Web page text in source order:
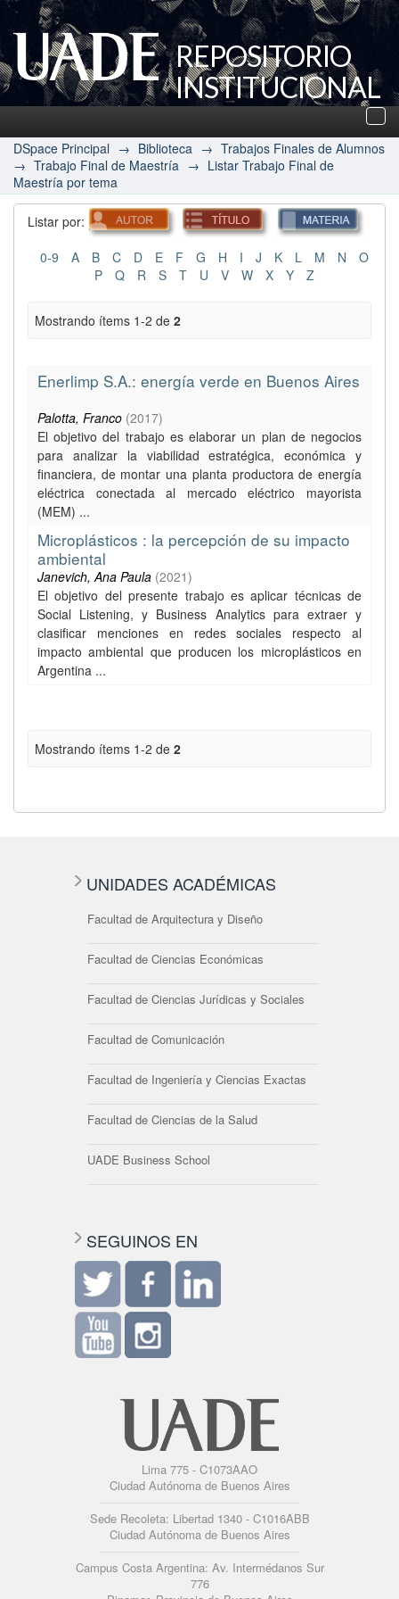
REPOSITORIO
INSTITUCIONAL
UADE
DSpace Principal → Biblioteca → Trabajos Finales de Alumnos
→ Trabajo Final de Maestría → Listar Trabajo Final de
Maestría por tema
Listar por:
0-9 A B C D E F G H I J K L M N
O
P
Q R S T U V W X Y Z
Mostrando ítems 1-2 de 2
Enerlimp S.A.: energía verde en Buenos Aires
Palotta, Franco (2017)
El objetivo del trabajo es elaborar un plan de negocios
para analizar la viabilidad estratégica, económica y
financiera, de montar una planta productora de energía
eléctrica conectada al mercado eléctrico mayorista
(MEM) ...
Microplásticos : la percepción de su impacto
ambiental
Janevich, Ana Paula (2021)
El objetivo del presente trabajo es aplicar técnicas de
Social Listening, y Business Analytics para extraer y
clasificar menciones en redes sociales respecto al
impacto ambiental que producen los microplásticos en
Argentina ...
Mostrando ítems 1-2 de 2
UNIDADES ACADÉMICAS
Facultad de Arquitectura y Diseño
Facultad de Ciencias Económicas
Facultad de Ciencias Jurídicas y Sociales
Facultad de Comunicación
Facultad de Ingeniería y Ciencias Exactas
Facultad de Ciencias de la Salud
UADE Business School
SEGUINOS EN
Lima 775 - C1073AAO
Ciudad Autónoma de Buenos Aires
Sede Recoleta: Libertad 1340 - C1016ABB
Ciudad Autónoma de Buenos Aires
Campus Costa Argentina: Av. Intermédanos Sur
776